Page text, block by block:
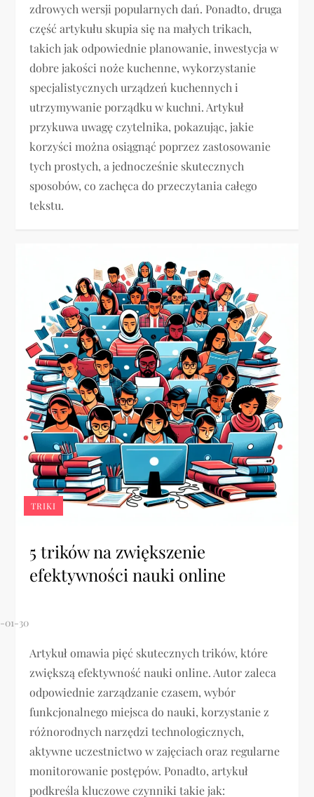
zdrowych wersji popularnych dań. Ponadto, druga
część artykułu skupia się na małych trikach,
takich jak odpowiednie planowanie, inwestycja w
dobre jakości noże kuchenne, wykorzystanie
specjalistycznych urządzeń kuchennych i
utrzymywanie porządku w kuchni. Artykuł
przykuwa uwagę czytelnika, pokazując, jakie
korzyści można osiągnąć poprzez zastosowanie
tych prostych, a jednocześnie skutecznych
sposobów, co zachęca do przeczytania całego
tekstu.
TRIKI
5 trików na zwiększenie
efektywności nauki online
Artykuł omawia pięć skutecznych trików, które
zwiększą efektywność nauki online. Autor zaleca
odpowiednie zarządzanie czasem, wybór
funkcjonalnego miejsca do nauki, korzystanie z
różnorodnych narzędzi technologicznych,
aktywne uczestnictwo w zajęciach oraz regularne
monitorowanie postępów. Ponadto, artykuł
podkreśla kluczowe czynniki takie jak: